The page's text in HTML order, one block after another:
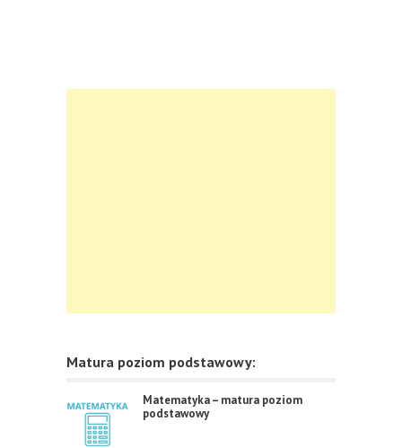
Matura poziom podstawowy:
Matematyka – matura poziom
podstawowy